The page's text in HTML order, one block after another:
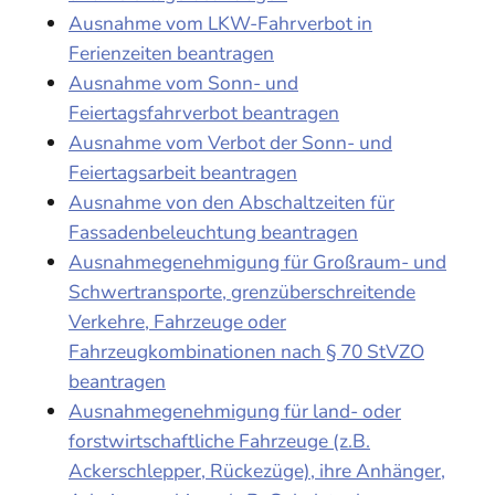
Ausnahme vom LKW-Fahrverbot in
Ferienzeiten beantragen
Ausnahme vom Sonn- und
Feiertagsfahrverbot beantragen
Ausnahme vom Verbot der Sonn- und
Feiertagsarbeit beantragen
Ausnahme von den Abschaltzeiten für
Fassadenbeleuchtung beantragen
Ausnahmegenehmigung für Großraum- und
Schwertransporte, grenzüberschreitende
Verkehre, Fahrzeuge oder
Fahrzeugkombinationen nach § 70 StVZO
beantragen
Ausnahmegenehmigung für land- oder
forstwirtschaftliche Fahrzeuge (z.B.
Ackerschlepper, Rückezüge), ihre Anhänger,